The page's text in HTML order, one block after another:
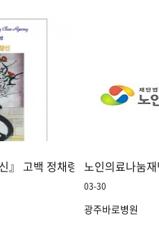
』 고백 정채령 작가 기획초대전
노인의료나눔
03-30
광주바로병원